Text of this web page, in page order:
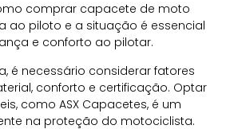
comprar capacete de moto
ao piloto e a situação é essencial
e conforto ao pilotar.
é necessário considerar fatores
conforto e certificação. Optar
como ASX Capacetes, é um
na proteção do motociclista.